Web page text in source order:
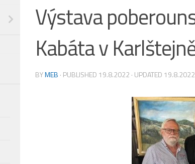
Výstava
Kabáta v
BYMEB · PUBLISHED 19.8.2022 · UPDATED 19.8.2022